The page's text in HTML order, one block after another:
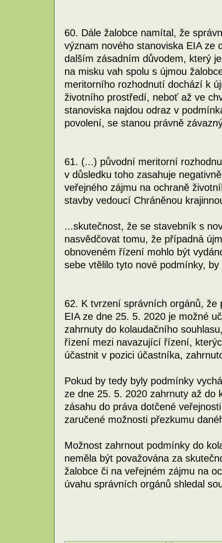
60. Dále žalobce namítal, že
význam nového stanoviska EIA ze
dalším zásadním důvodem, který
na misku vah spolu s újmou
meritorního rozhodnutí dochází k
životního prostředí, neboť až ve
stanoviska najdou odraz v
povolení, se stanou právně
61. (...) původní meritorní
v důsledku toho zasahuje
veřejného zájmu na ochraně
stavby vedoucí Chráněnou
...skutečnost, že se stavebník s
nasvědčovat tomu, že případná
obnoveném řízení mohlo být
sebe vtělilo tyto nové podmínky,
62. K tvrzení správních orgánů, že
EIA ze dne 25. 5. 2020 je možné
zahrnuty do kolaudačního
řízení mezi navazující řízení,
účastnit v pozici účastníka,
Pokud by tedy byly podmínky
ze dne 25. 5. 2020 zahrnuty až do
zásahu do práva dotčené
zaručené možnosti přezkumu
Možnost zahrnout podmínky do
neměla být považována za
žalobce či na veřejném zájmu na
úvahu správních orgánů shledal